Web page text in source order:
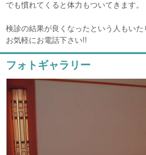
でも慣れてくると体力もついてきます。
検診の結果が良くなったという人もいた
お気軽にお電話下さい!!
フォトギャラリー